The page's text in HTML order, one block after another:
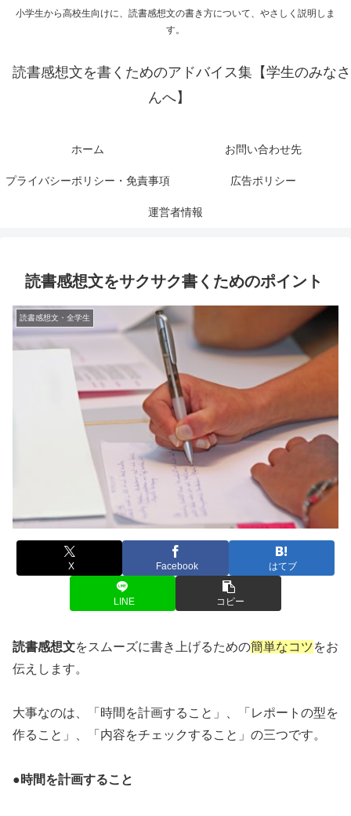
小学生から高校生向けに、読書感想文の書き方について、やさしく説明しま
す。
読書感想文を書くためのアドバイス集【学生のみなさ
んへ】
ホーム お問い合わせ先
プライバシーポリシー・免責事項 広告ポリシー
運営者情報
読書感想文をサクサク書くためのポイント
読書感想文・全学生
X Facebook はてブ
LINE コピー
読書感想文をスムーズに書き上げるための簡単なコツをお
伝えします。
大事なのは、「時間を計画すること」、「レポートの型を
作ること」、「内容をチェックすること」の三つです。
●時間を計画すること